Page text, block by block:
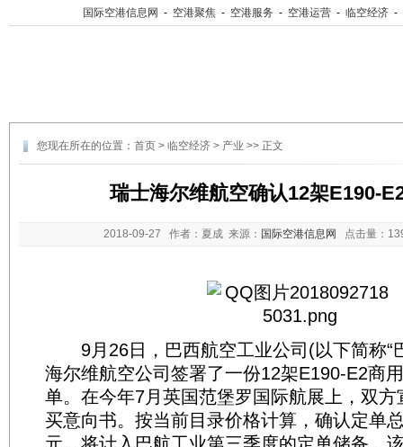
国际空港信息网 - 空港聚焦 - 空港服务 - 空港运营 - 临空经济 -
您现在所在的位置： 首页 > 临空经济 > 产业 >> 正文
瑞士海尔维航空确认12架E190-
2018-09-27 作者：夏成 来源： 国际空港信息网 点击量：
9月26日，巴西航空工业公司(以下简称“
海尔维航空公司签署了一份12架E190-E2商
单。在今年7月英国范堡罗国际航展上，双
买意向书。按当前目录价格计算，确认定单